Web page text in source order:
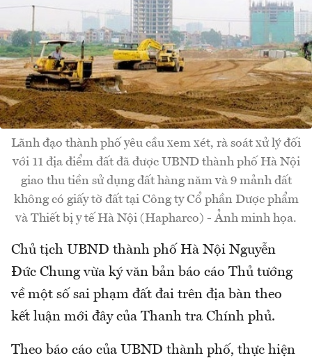
Lãnh đạo thành phố yêu cầu xem xét, rà soát xử lý đối
với 11 địa điểm đất đã được UBND thành phố Hà Nội
giao thu tiền sử dụng đất hàng năm và 9 mảnh đất
không có giấy tờ đất tại Công ty Cổ phần Dược phẩm
và Thiết bị y tế Hà Nội (Hapharco) - Ảnh minh họa.
Chủ tịch UBND thành phố Hà Nội Nguyễn
Đức Chung vừa ký văn bản báo cáo Thủ tướng
về một số sai phạm đất đai trên địa bàn theo
kết luận mới đây của Thanh tra Chính phủ.
Theo báo cáo của UBND thành phố, thực hiện